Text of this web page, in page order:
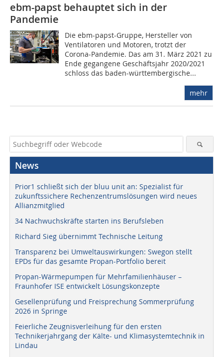
ebm-papst behauptet sich in der
Pandemie
Die ebm-papst-Gruppe, Hersteller von
Ventilatoren und Motoren, trotzt der
Corona-Pandemie. Das am 31. März 2021 zu
Ende gegangene Geschäftsjahr 2020/2021
schloss das baden-württembergische...
mehr
News
Prior1 schließt sich der bluu unit an: Spezialist für
zukunftssichere Rechenzentrumslösungen wird neues
Allianzmitglied
34 Nachwuchskräfte starten ins Berufsleben
Richard Sieg übernimmt Technische Leitung
Transparenz bei Umweltauswirkungen: Swegon stellt
EPDs für das gesamte Propan-Portfolio bereit
Propan-Wärmepumpen für Mehrfamilienhäuser –
Fraunhofer ISE entwickelt Lösungskonzepte
Gesellenprüfung und Freisprechung Sommerprüfung
2026 in Springe
Feierliche Zeugnisverleihung für den ersten
Technikerjahrgang der Kälte- und Klimasystemtechnik in
Lindau